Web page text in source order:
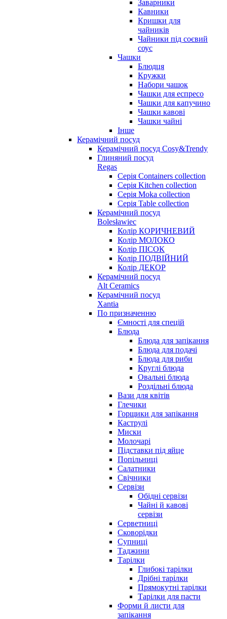
Заварники
Кавники
Кришки для
чайників
Чайники під соєвий
соус
Чашки
Блюдця
Кружки
Набори чашок
Чашки для еспресо
Чашки для капучино
Чашки кавові
Чашки чайні
Інше
Керамічний посуд
Керамічний посуд Cosy&Trendy
Глиняний посуд
Regas
Серія Containers collection
Серія Kitchen collection
Серія Moka collection
Серія Table collection
Керамічний посуд
Bolesławiec
Колір КОРИЧНЕВИЙ
Колір МОЛОКО
Колір ПІСОК
Колір ПОДВІЙНИЙ
Колір ДЕКОР
Керамічний посуд
Alt Ceramics
Керамічний посуд
Xantia
По призначенню
Ємності для спецій
Блюда
Блюда для запікання
Блюда для подачі
Блюда для риби
Круглі блюда
Овальні блюда
Роздільні блюда
Вази для квітів
Глечики
Горщики для запікання
Каструлі
Миски
Молочарі
Підставки під яйце
Попільниці
Салатники
Свічники
Сервізи
Обідні сервізи
Чайні й кавові
сервізи
Серветниці
Сковорідки
Супниці
Таджини
Тарілки
Глибокі тарілки
Дрібні тарілки
Прямокутні тарілки
Тарілки для пасти
Форми й листи для
запікання